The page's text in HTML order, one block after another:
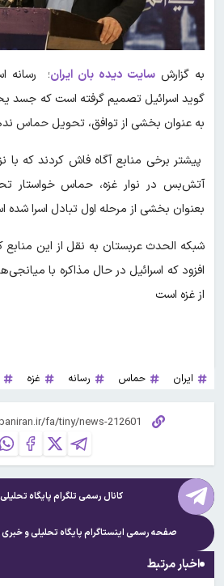
به گزارش سایت دیده بان ایران؛ رسانه
گوید اسرائیل تصمیم گرفته است که جسد
به عنوان بخشی از توافق، تحویل حماس
پیشتر برخی منابع آگاه فاش کردند که با
آتش‌بس در نوار غزه، حماس خواستار
بعنوان بخشی از مرحله اول تبادل اسرا شده
شبکه الحدث عربستان به نقل از این منابع
افزود که اسرائیل در حال مذاکره با میانجی‌ها
از غزه است
ایران حماس رسانه غزه
کانال رسمی تلگرام پایگاه
صفحه رسمی اینستاگرام پایگاه تحلیلی و خبری
اخبار مرتبط